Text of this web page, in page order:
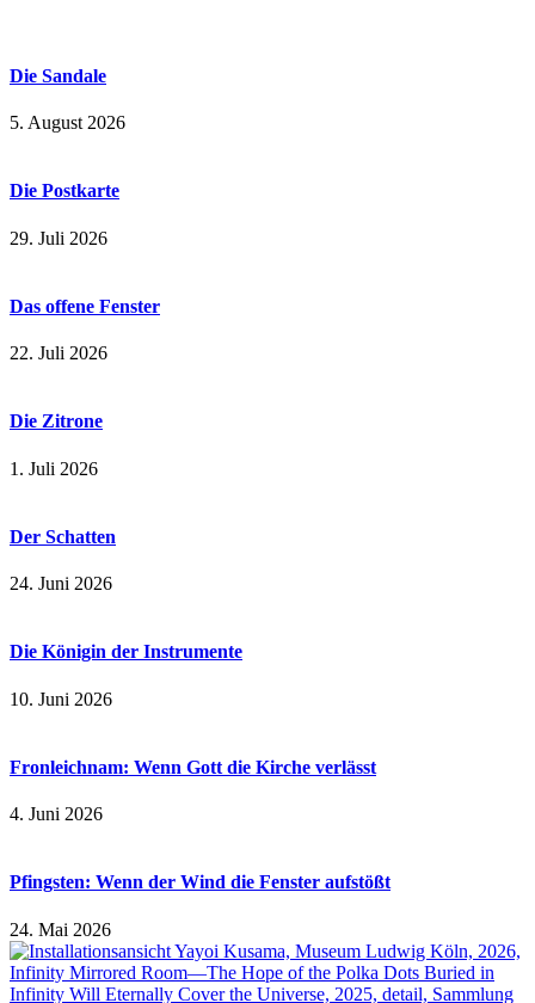
Die Sandale
5. August 2026
Die Postkarte
29. Juli 2026
Das offene Fenster
22. Juli 2026
Die Zitrone
1. Juli 2026
Der Schatten
24. Juni 2026
Die Königin der Instrumente
10. Juni 2026
Fronleichnam: Wenn Gott die Kirche verlässt
4. Juni 2026
Pfingsten: Wenn der Wind die Fenster aufstößt
24. Mai 2026